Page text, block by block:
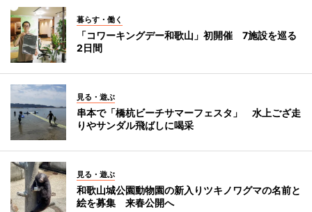
暮らす・働く
「コワーキングデー和歌山」初開催 7施設を巡る
2日間
見る・遊ぶ
串本で「橋杭ビーチサマーフェスタ」 水上ござ走
りやサンダル飛ばしに喝采
見る・遊ぶ
和歌山城公園動物園の新入りツキノワグマの名前と
絵を募集 来春公開へ